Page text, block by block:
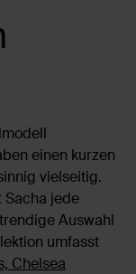
einen kurzen
vielseitig.
Sacha jede
Auswahl
umfasst
Chelsea